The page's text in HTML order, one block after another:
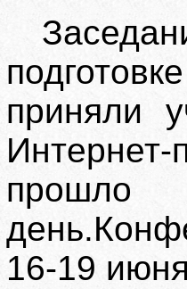
приняли
16-19